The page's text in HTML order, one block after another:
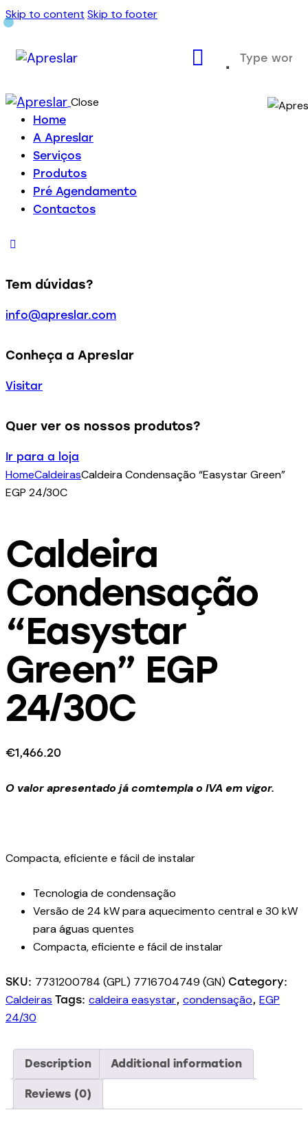
Skip to content Skip to footer
Close
Home
A Apreslar
Serviços
Produtos
Pré Agendamento
Contactos
Tem dúvidas?
info@apreslar.com
Conheça a Apreslar
Visitar
Quer ver os nossos produtos?
Ir para a loja
HomeCaldeirasCaldeira Condensação “Easystar Green”
EGP 24/30C
Caldeira
Condensação
“Easystar
Green” EGP
24/30C
€1,466.20
O valor apresentado já comtempla o IVA em vigor.
Compacta, eficiente e fácil de instalar
Tecnologia de condensação
Versão de 24 kW para aquecimento central e 30 kW
para águas quentes
Compacta, eficiente e fácil de instalar
SKU: 7731200784 (GPL) 7716704749 (GN) Category:
Caldeiras Tags: caldeira easystar, condensação, EGP
24/30
Description Additional information
Reviews (0)